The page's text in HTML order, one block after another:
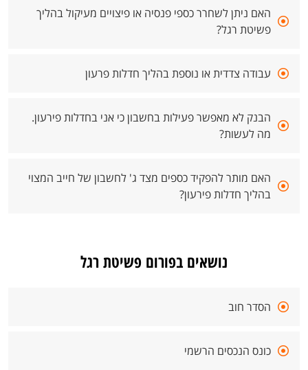
האם ניתן לשחרר כספי פנסיה או פיצויים מעיקול בהליך
פשיטת רגל?
עבודה צדדית או נוספת בהליך חדלות פרעון
הבנק לא מאפשר פעילות בחשבון כי אני בחדלות פירעון.
מה לעשות?
האם מותר להפקיד כספים מצד ג' לחשבון של חייב המצוי
בהליך חדלות פירעון?
נושאים בפורום פשיטת רגל
הסדר חוב
כונס הנכסים הרשמי